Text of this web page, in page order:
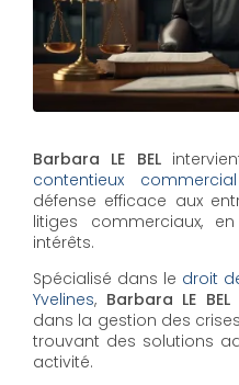
Barbara LE BEL
contentieux
défense efficace aux
litiges commerciaux,
intérêts.
Spécialisé dans le droit
Yvelines, Barbara LE BEL
dans la gestion des
trouvant des solutions
activité.